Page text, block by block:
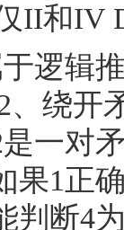
和IV
辑推
、绕开
一对
果1正
判断4